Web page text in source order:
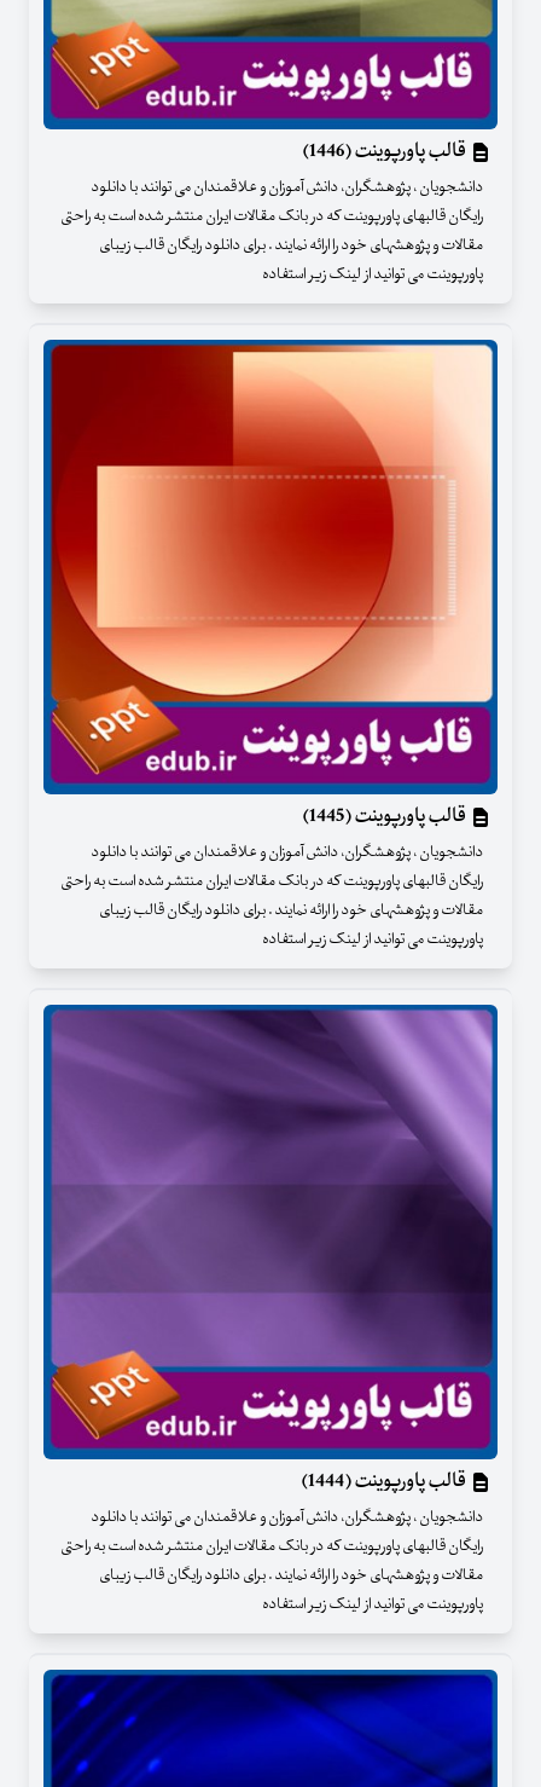
قالب پاورپوینت (1446)
دانشجویان ، پژوهشگران، دانش آموزان و علاقمندان می توانند با دانلود
رایگان قالبهای پاورپوینت که در بانک مقالات ایران منتشر شده است به راحتی
مقالات و پژوهشهای خود را ارائه نمایند . برای دانلود رایگان قالب زیبای
پاورپوینت می توانید از لینک زیر استفاده
قالب پاورپوینت (1445)
دانشجویان ، پژوهشگران، دانش آموزان و علاقمندان می توانند با دانلود
رایگان قالبهای پاورپوینت که در بانک مقالات ایران منتشر شده است به راحتی
مقالات و پژوهشهای خود را ارائه نمایند . برای دانلود رایگان قالب زیبای
پاورپوینت می توانید از لینک زیر استفاده
قالب پاورپوینت (1444)
دانشجویان ، پژوهشگران، دانش آموزان و علاقمندان می توانند با دانلود
رایگان قالبهای پاورپوینت که در بانک مقالات ایران منتشر شده است به راحتی
مقالات و پژوهشهای خود را ارائه نمایند . برای دانلود رایگان قالب زیبای
پاورپوینت می توانید از لینک زیر استفاده